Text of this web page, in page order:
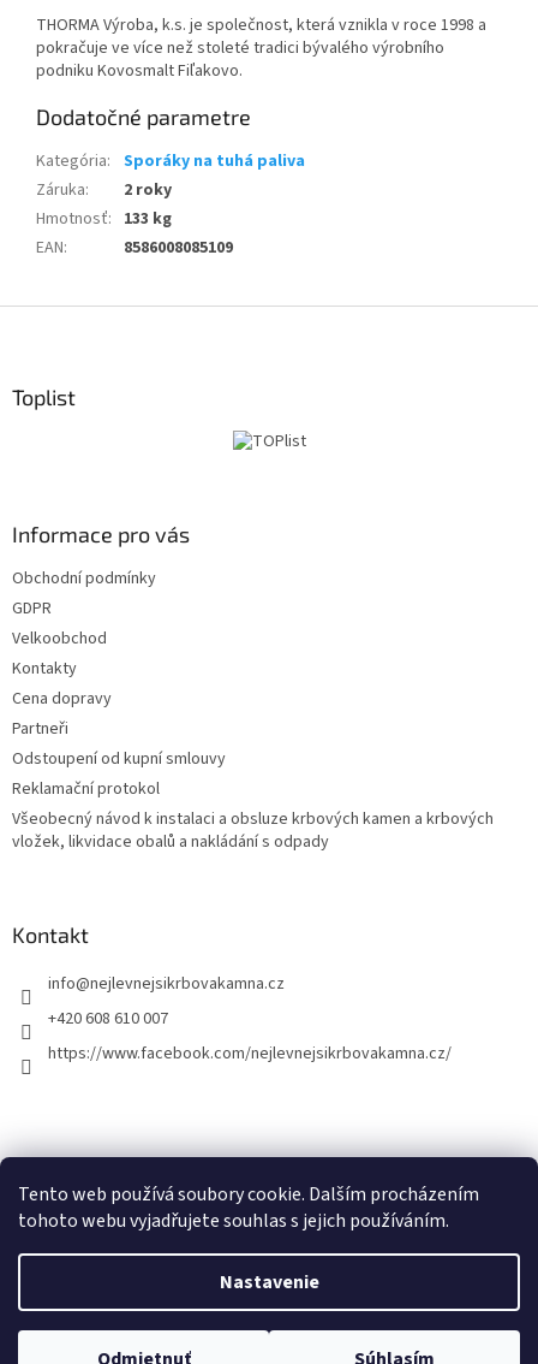
Tento web používá soubory cookie. Dalším procházením
tohoto webu vyjadřujete souhlas s jejich používáním.
Nastavenie
THORMA Výroba, k.s. je společnost, která vznikla v roce 1998 a
pokračuje ve více než stoleté tradici bývalého výrobního
podniku Kovosmalt Fiľakovo.
Dodatočné parametre
Kategória: Sporáky na tuhá paliva
Záruka:
2 roky
Hmotnosť: 133 kg
EAN: 8586008085109
Toplist
Informace pro vás
Obchodní podmínky
GDPR
Velkoobchod
Kontakty
Cena dopravy
Partneři
Odstoupení od kupní smlouvy
Reklamační protokol
Všeobecný návod k instalaci a obsluze krbových kamen a krbových
vložek, likvidace obalů a nakládání s odpady
Kontakt
info@nejlevnejsikrbovakamna.cz
+420 608 610 007
https://www.facebook.com/nejlevnejsikrbovakamna.cz/
Copyright 2026Nejlevnejsikrbovakamna.cz. Všetky práva